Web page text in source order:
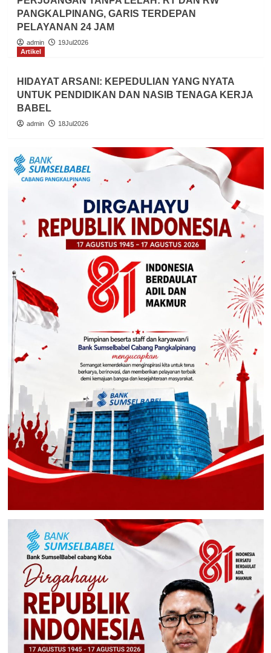
PANGKALPINANG, GARIS TERDEPAN
PELAYANAN 24 JAM
admin
19Jul2026
Artikel
HIDAYAT ARSANI: KEPEDULIAN YANG NYATA
UNTUK PENDIDIKAN DAN NASIB TENAGA KERJA
BABEL
admin 18Jul2026